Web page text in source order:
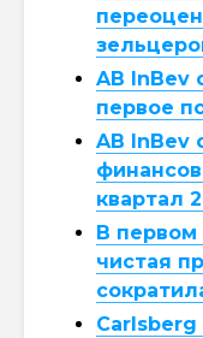
AB InBev
первое
AB InBev
квартал
В первом
чистая
Carlsberg